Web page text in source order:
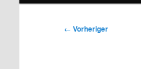
Beitragsnavigation
← Vorheriger